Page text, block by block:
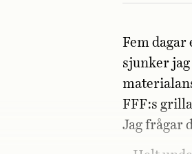
Fem
sjunker
FFF:s
Jag frågar